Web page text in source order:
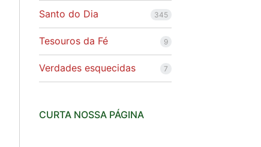
Santo do Dia 345
Tesouros da Fé 9
Verdades esquecidas 7
CURTA NOSSA PÁGINA